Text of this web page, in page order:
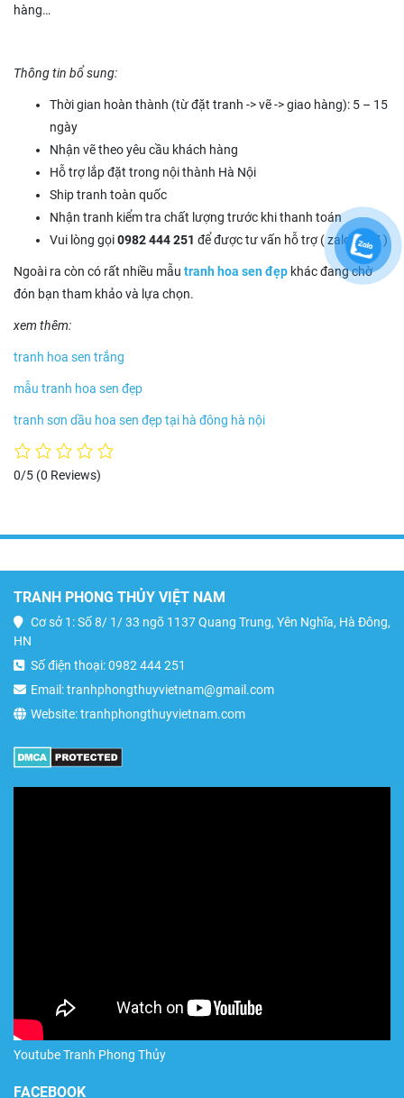
hàng…
Thông tin bổ sung:
Thời gian hoàn thành (từ đặt tranh -> vẽ -> giao hàng): 5 – 15
ngày
Nhận vẽ theo yêu cầu khách hàng
Hỗ trợ lắp đặt trong nội thành Hà Nội
Ship tranh toàn quốc
Nhận tranh kiểm tra chất lượng trước khi thanh toán
Vui lòng gọi0982 444 251 để được tư vấn hỗ trợ ( zalo 20/7 )
Ngoài ra còn có rất nhiều mẫu tranh hoa sen đẹp khác đang chờ
đón bạn tham khảo và lựa chọn.
xem thêm:
tranh hoa sen trắng
mẫu tranh hoa sen đẹp
tranh sơn dầu hoa sen đẹp tại hà đông hà nội
0/5 (0 Reviews)
TRANH PHONG THỦY VIỆT NAM
Cơ sở 1: Số 8/ 1/ 33 ngõ 1137 Quang Trung, Yên Nghĩa, Hà Đông,
HN
Số điện thoại: 0982 444 251
Email: tranhphongthuyvietnam@gmail.com
Website: tranhphongthuyvietnam.com
Youtube Tranh Phong Thủy
FACEBOOK